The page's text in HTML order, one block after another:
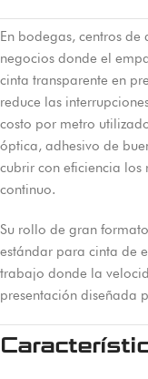
En bodegas, centros
negocios donde el
cinta transparente en
reduce las
costo por metro
óptica, adhesivo de
cubrir con eficiencia los
continuo.
Su rollo de gran
estándar para cinta de
trabajo donde la
presentación diseñada